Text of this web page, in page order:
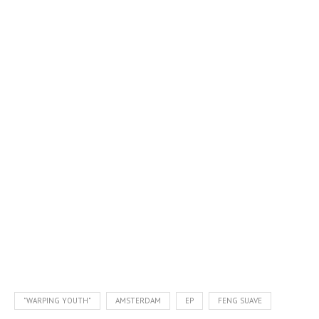
"WARPING YOUTH" AMSTERDAM EP FENG SUAVE